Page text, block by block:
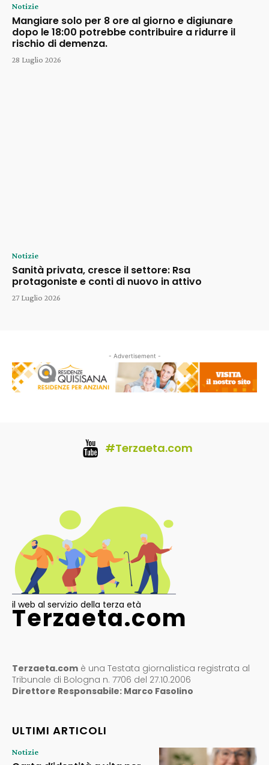
Notizie
Mangiare solo per 8 ore al giorno e digiunare
dopo le 18:00 potrebbe contribuire a ridurre il
rischio di demenza.
28 Luglio 2026
Notizie
Sanità privata, cresce il settore: Rsa
protagoniste e conti di nuovo in attivo
27 Luglio 2026
- Advertisement -
#Terzaeta.com
il web al servizio della terza età
Terzaeta.com
Terzaeta.com è una Testata giornalistica registrata al
Tribunale di Bologna n. 7706 del 27.10.2006
Direttore Responsabile: Marco Fasolino
ULTIMI ARTICOLI
Notizie